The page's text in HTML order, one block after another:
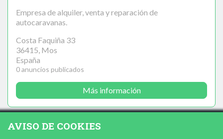
Empresa de alquiler, venta y reparación de
autocaravanas.
Costa Faquiña 33
36415, Mos
España
0 anuncios publicados
Más información
AVISO DE COOKIES